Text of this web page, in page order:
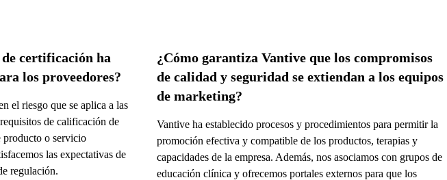
certificación ha
los proveedores?
el riesgo que se aplica a las
de calificación de
producto o servicio
las expectativas de
regulación.
¿Cómo garantiza Vantive que los compromisos
de calidad y seguridad se extiendan a los equipos
de marketing?
Vantive ha establecido procesos y procedimientos para permitir la
promoción efectiva y compatible de los productos, terapias y
capacidades de la empresa. Además, nos asociamos con grupos de
educación clínica y ofrecemos portales externos para que los